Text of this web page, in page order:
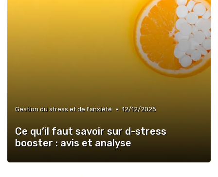
Gestion du stress et de l'anxiété • 12/12/2025
Ce qu’il faut savoir sur d-stress
booster : avis et analyse